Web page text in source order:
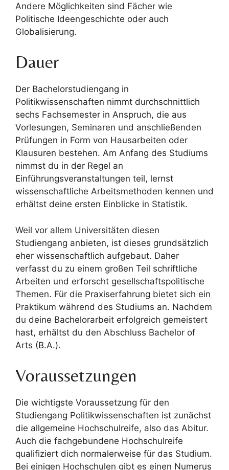
Andere Möglichkeiten sind Fächer wie
Politische Ideengeschichte oder auch
Globalisierung.
Dauer
Der Bachelorstudiengang in
Politikwissenschaften nimmt durchschnittlich
sechs Fachsemester in Anspruch, die aus
Vorlesungen, Seminaren und anschließenden
Prüfungen in Form von Hausarbeiten oder
Klausuren bestehen. Am Anfang des Studiums
nimmst du in der Regel an
Einführungsveranstaltungen teil, lernst
wissenschaftliche Arbeitsmethoden kennen und
erhältst deine ersten Einblicke in Statistik.
Weil vor allem Universitäten diesen
Studiengang anbieten, ist dieses grundsätzlich
eher wissenschaftlich aufgebaut. Daher
verfasst du zu einem großen Teil schriftliche
Arbeiten und erforscht gesellschaftspolitische
Themen. Für die Praxiserfahrung bietet sich ein
Praktikum während des Studiums an. Nachdem
du deine Bachelorarbeit erfolgreich gemeistert
hast, erhältst du den Abschluss Bachelor of
Arts (B.A.).
Voraussetzungen
Die wichtigste Voraussetzung für den
Studiengang Politikwissenschaften ist zunächst
die allgemeine Hochschulreife, also das Abitur.
Auch die fachgebundene Hochschulreife
qualifiziert dich normalerweise für das Studium.
Bei einigen Hochschulen gibt es einen Numerus